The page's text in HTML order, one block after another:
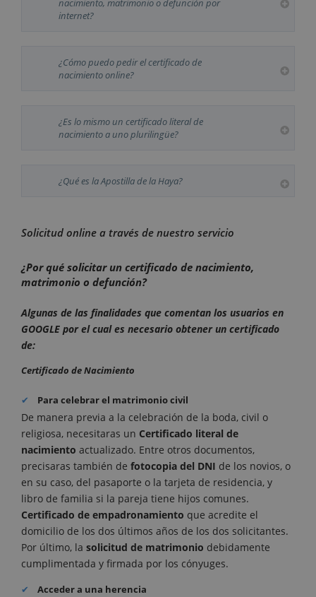
nacimiento, matrimonio o defunción por
internet?
¿Cómo puedo pedir el certificado de
nacimiento online?
¿Es lo mismo un certificado literal de
nacimiento a uno plurilingüe?
¿Qué es la Apostilla de la Haya?
Solicitud online a través de nuestro servicio
¿Por qué solicitar un certificado de nacimiento,
matrimonio o defunción?
Algunas de las finalidades que comentan los usuarios en
GOOGLE por el cual es necesario obtener un certificado
de:
Certificado de Nacimiento
Para celebrar el matrimonio civil
De manera previa a la celebración de la boda, civil o
religiosa, necesitaras un Certificado literal de
nacimiento actualizado. Entre otros documentos,
precisaras también de fotocopia del DNI de los novios, o
en su caso, del pasaporte o la tarjeta de residencia, y
libro de familia si la pareja tiene hijos comunes.
Certificado de empadronamiento que acredite el
domicilio de los dos últimos años de los dos solicitantes.
Por último, la solicitud de matrimonio debidamente
cumplimentada y firmada por los cónyuges.
Acceder a una herencia